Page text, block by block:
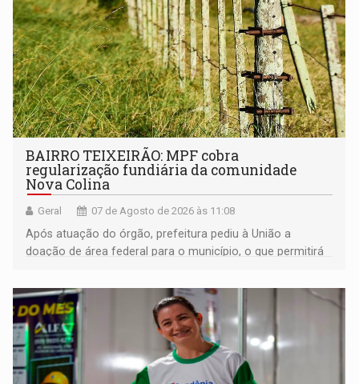
BAIRRO TEIXEIRÃO: MPF cobra
regularização fundiária da comunidade
Nova Colina
Geral 07 de Agosto de 2026 às 11:08
Após atuação do órgão, prefeitura pediu à União a
doação de área federal para o município, o que permitirá